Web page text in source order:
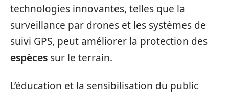
technologies innovantes, telles que la
surveillance par drones et les systèmes de
suivi GPS, peut améliorer la protection des
espèces sur le terrain.
L’éducation et la sensibilisation du public